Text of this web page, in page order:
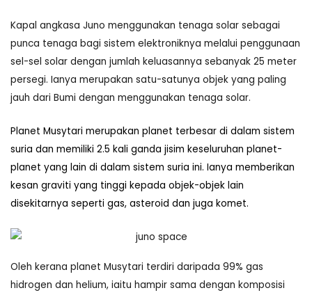
Kapal angkasa Juno menggunakan tenaga solar sebagai
punca tenaga bagi sistem elektroniknya melalui penggunaan
sel-sel solar dengan jumlah keluasannya sebanyak 25 meter
persegi. Ianya merupakan satu-satunya objek yang paling
jauh dari Bumi dengan menggunakan tenaga solar.
Planet Musytari merupakan planet terbesar di dalam sistem
suria dan memiliki 2.5 kali ganda jisim keseluruhan planet-
planet yang lain di dalam sistem suria ini. Ianya memberikan
kesan graviti yang tinggi kepada objek-objek lain
disekitarnya seperti gas, asteroid dan juga komet.
Oleh kerana planet Musytari terdiri daripada 99% gas
hidrogen dan helium, iaitu hampir sama dengan komposisi